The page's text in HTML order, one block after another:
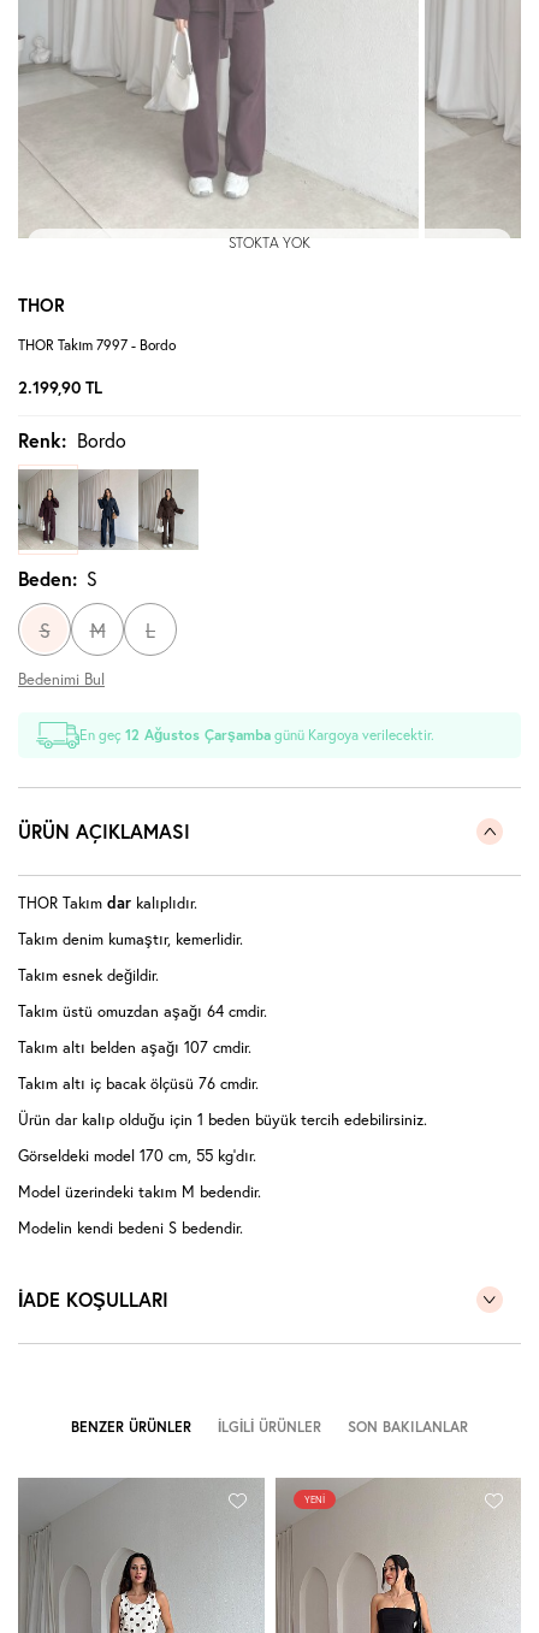
STOKTA YOK
THOR
THOR Takım 7997 - Bordo
2.199,90 TL
Renk: Bordo
Beden: S
S M L
Bedenimi Bul
En geç12 Ağustos Çarşamba günü Kargoya verilecektir.
ÜRÜN AÇIKLAMASI
THOR Takım dar kalıplıdır.
Takım denim kumaştır, kemerlidir.
Takım esnek değildir.
Takım üstü omuzdan aşağı 64 cmdir.
Takım altı belden aşağı 107 cmdir.
Takım altı iç bacak ölçüsü 76 cmdir.
Ürün dar kalıp olduğu için 1 beden büyük tercih edebilirsiniz.
Görseldeki model 170 cm, 55 kg'dır.
Model üzerindeki takım M bedendir.
Modelin kendi bedeni S bedendir.
İADE KOŞULLARI
BENZER ÜRÜNLER İLGILI ÜRÜNLER SON BAKILANLAR
YENI